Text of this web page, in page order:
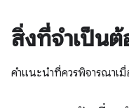
สิ่งที่จำเป็นต้
คำแนะนำที่ควรพิจารณาเ